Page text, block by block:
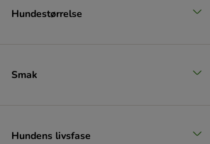
Wolf of Wilderness
Hundestørrelse
Smak
Hundens livsfase